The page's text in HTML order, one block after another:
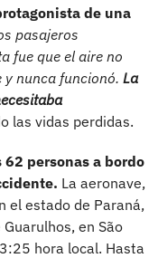
de una
pasajeros
fue que el aire no
y nunca funcionó. La
las vidas perdidas.
62 personas a bordo
La aeronave,
el estado de Paraná,
en São
hora local. Hasta